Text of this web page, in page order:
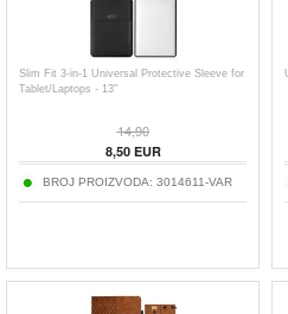
Slim Fit 3-in-1 Universal Protective Sleeve for
Tablet/Laptops - 13"
14,90
8,50EUR
BROJ PROIZVODA: 3014611-VAR